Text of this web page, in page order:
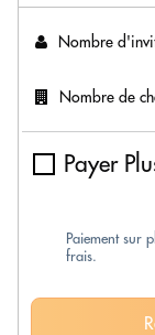
Nombre
Nombre de
Payer
Paiement sur
frais.